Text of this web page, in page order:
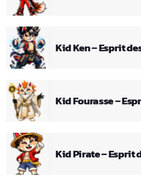
Kid Ken – Esprit
Kid Fourasse –
Kid Pirate – Esprit